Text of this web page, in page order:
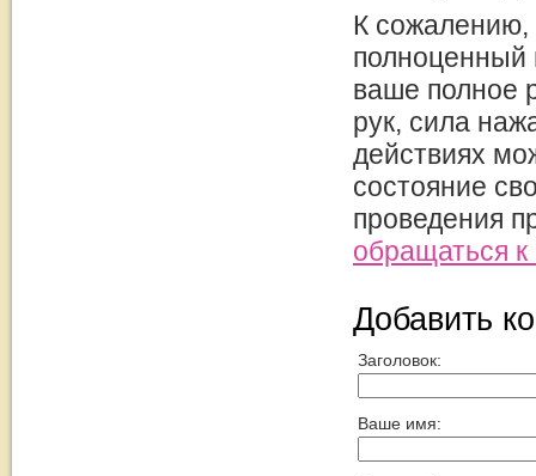
К сожалению,
полноценный
ваше полное
рук, сила
действиях
состояние
проведения
обращаться к
Добавить
Заголовок:
Ваше имя: